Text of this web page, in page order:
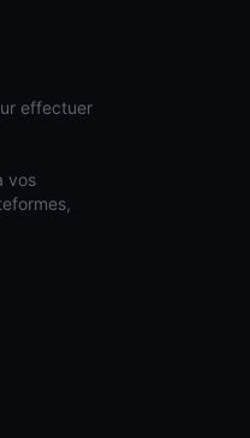
effectuer
vos